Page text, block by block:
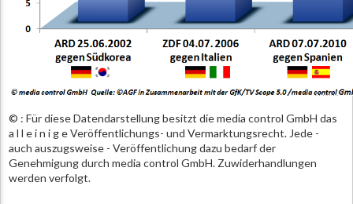
© : Für diese Datendarstellung besitzt die media control GmbH das
a l l e i n i g e Veröffentlichungs- und Vermarktungsrecht. Jede -
auch auszugsweise - Veröffentlichung dazu bedarf der
Genehmigung durch media control GmbH. Zuwiderhandlungen
werden verfolgt.